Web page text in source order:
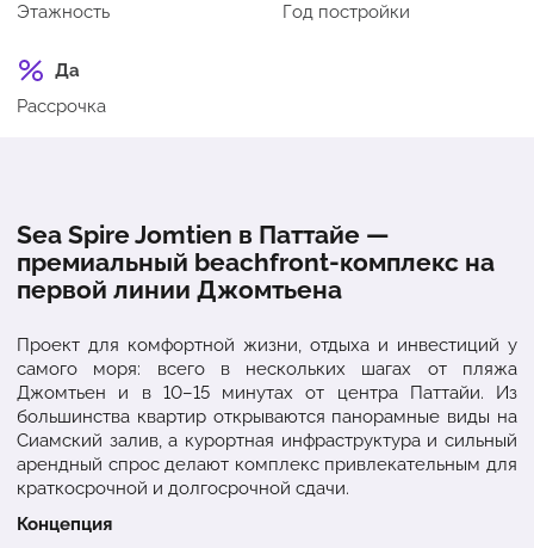
Этажность
Год постройки
Да
Рассрочка
Sea Spire Jomtien в Паттайе —
премиальный beachfront-комплекс на
первой линии Джомтьена
Проект для комфортной жизни, отдыха и инвестиций у
самого моря: всего в нескольких шагах от пляжа
Джомтьен и в 10–15 минутах от центра Паттайи. Из
большинства квартир открываются панорамные виды на
Сиамский залив, а курортная инфраструктура и сильный
арендный спрос делают комплекс привлекательным для
краткосрочной и долгосрочной сдачи.
Концепция